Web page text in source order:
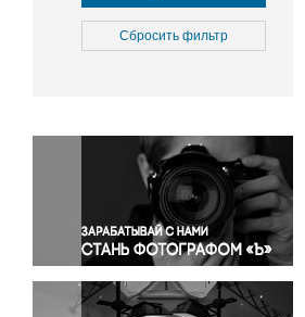
Культура
Медицина
Окружающая среда
Политика
Правосудие
Происшествия и конфликты
Религия
Светская жизнь
Спорт
Сбросить фильтр